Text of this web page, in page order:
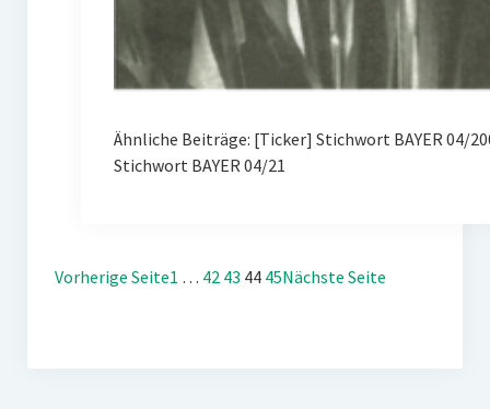
Ähnliche Beiträge: [Ticker] Stichwort BAYER 04/
Stichwort BAYER 04/21
Vorherige Seite1 … 42 43 44 45Nächste Seite